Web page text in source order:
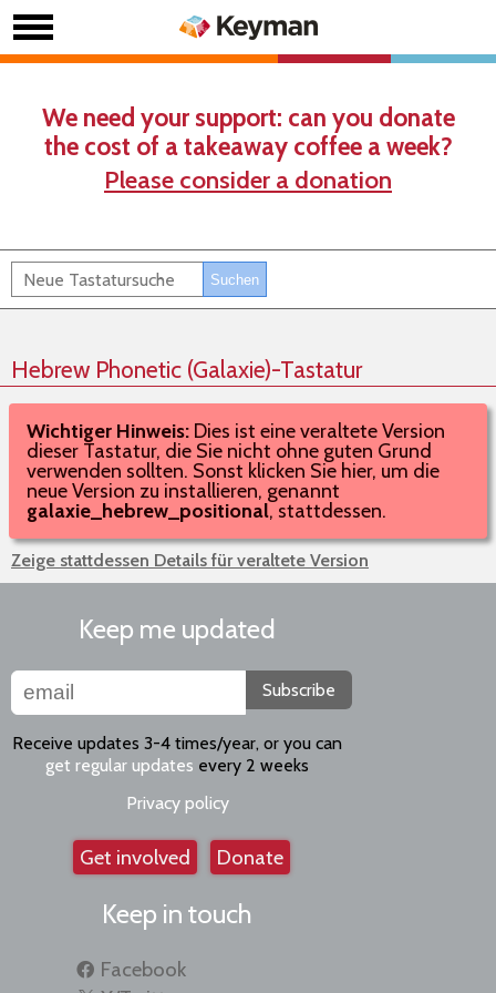
We need your support: can you donate
the cost of a takeaway coffee a week?
Please consider a donation
Hebrew Phonetic (Galaxie)-Tastatur
Wichtiger Hinweis: Dies ist eine veraltete Version
dieser Tastatur, die Sie nicht ohne guten Grund
verwenden sollten. Sonst klicken Sie hier, um die
neue Version zu installieren, genannt
galaxie_hebrew_positional, stattdessen.
Zeige stattdessen Details für veraltete Version
Keep me updated
Subscribe
Receive updates 3-4 times/year, or you can
get regular updates every 2 weeks
Privacy policy
Get involved Donate
Keep in touch
Facebook